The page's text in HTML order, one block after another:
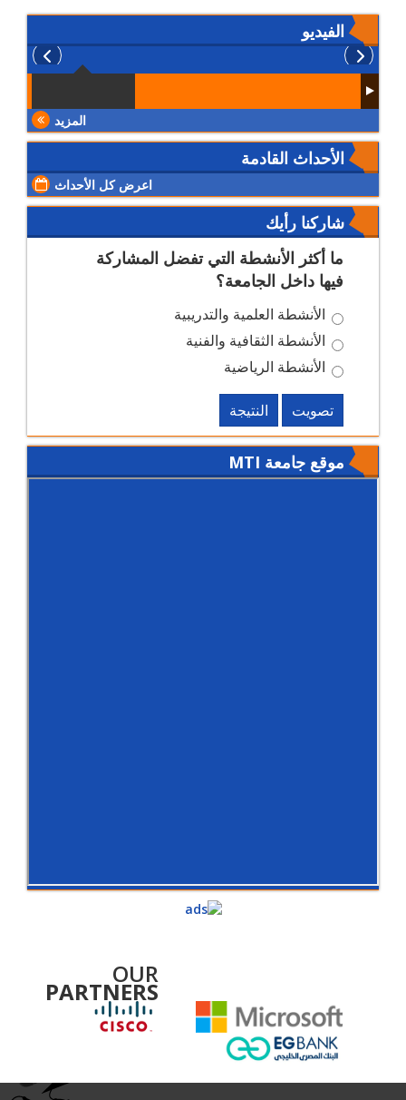
الفيديو
المزيد
الأحداث القادمة
اعرض كل الأحداث
شاركنا رأيك
ما أكثر الأنشطة التي تفضل المشاركة
فيها داخل الجامعة؟
الأنشطة العلمية والتدريبية
الأنشطة الثقافية والفنية
الأنشطة الرياضية
تصويت النتيجة
موقع جامعة MTI
OUR
PARTNERS